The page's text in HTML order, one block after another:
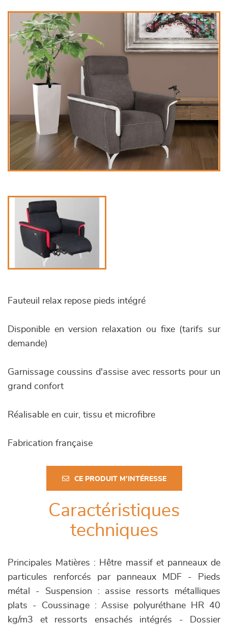
décoration
Fauteuil relax repose pieds intégré
Disponible en version relaxation ou fixe (tarifs sur
demande)
Garnissage coussins d'assise avec ressorts pour un
grand confort
Réalisable en cuir, tissu et microfibre
Fabrication française
CE PRODUIT M'INTÉRESSE
Caractéristiques
techniques
Principales Matières : Hêtre massif et panneaux de
particules renforcés par panneaux MDF - Pieds
métal - Suspension : assise ressorts métalliques
plats - Coussinage : Assise polyuréthane HR 40
kg/m3 et ressorts ensachés intégrés - Dossier